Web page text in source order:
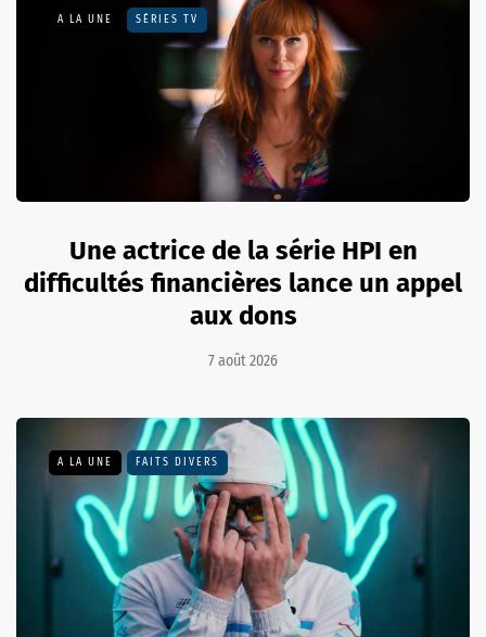
A LA UNE SÉRIES TV
Une actrice de la série HPI en
difficultés financières lance un appel
aux dons
7 août 2026
A LA UNE FAITS DIVERS